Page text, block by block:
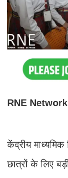
RNE
केंद्रीय माध्यमिक
छात्रों के लिए